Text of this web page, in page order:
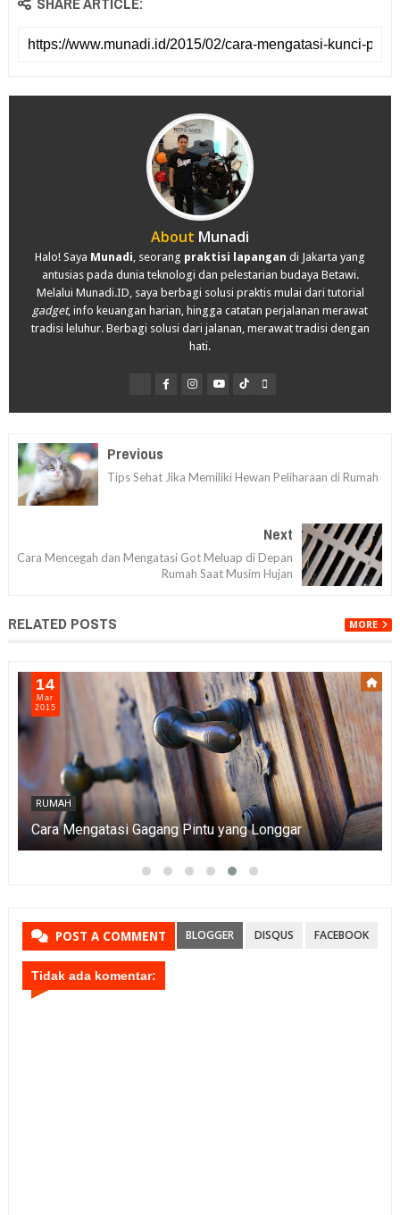
About Munadi
Halo! Saya Munadi , seorang praktisi lapangan di Jakarta yang
antusias pada dunia teknologi dan pelestarian budaya Betawi.
Melalui Munadi.ID, saya berbagi solusi praktis mulai dari tutorial
gadget, info keuangan harian, hingga catatan perjalanan merawat
tradisi leluhur. Berbagi solusi dari jalanan, merawat tradisi dengan
hati.
Previous
Tips Sehat Jika Memiliki Hewan Peliharaan di Rumah
Next
Cara Mencegah dan Mengatasi Got Meluap di Depan
Rumah Saat Musim Hujan
RELATED POSTS MORE
14
Mar
2015
RUMAH
Cara Mengatasi Gagang Pintu yang Longgar
POST A COMMENT BLOGGER DISQUS FACEBOOK
Tidak ada komentar: